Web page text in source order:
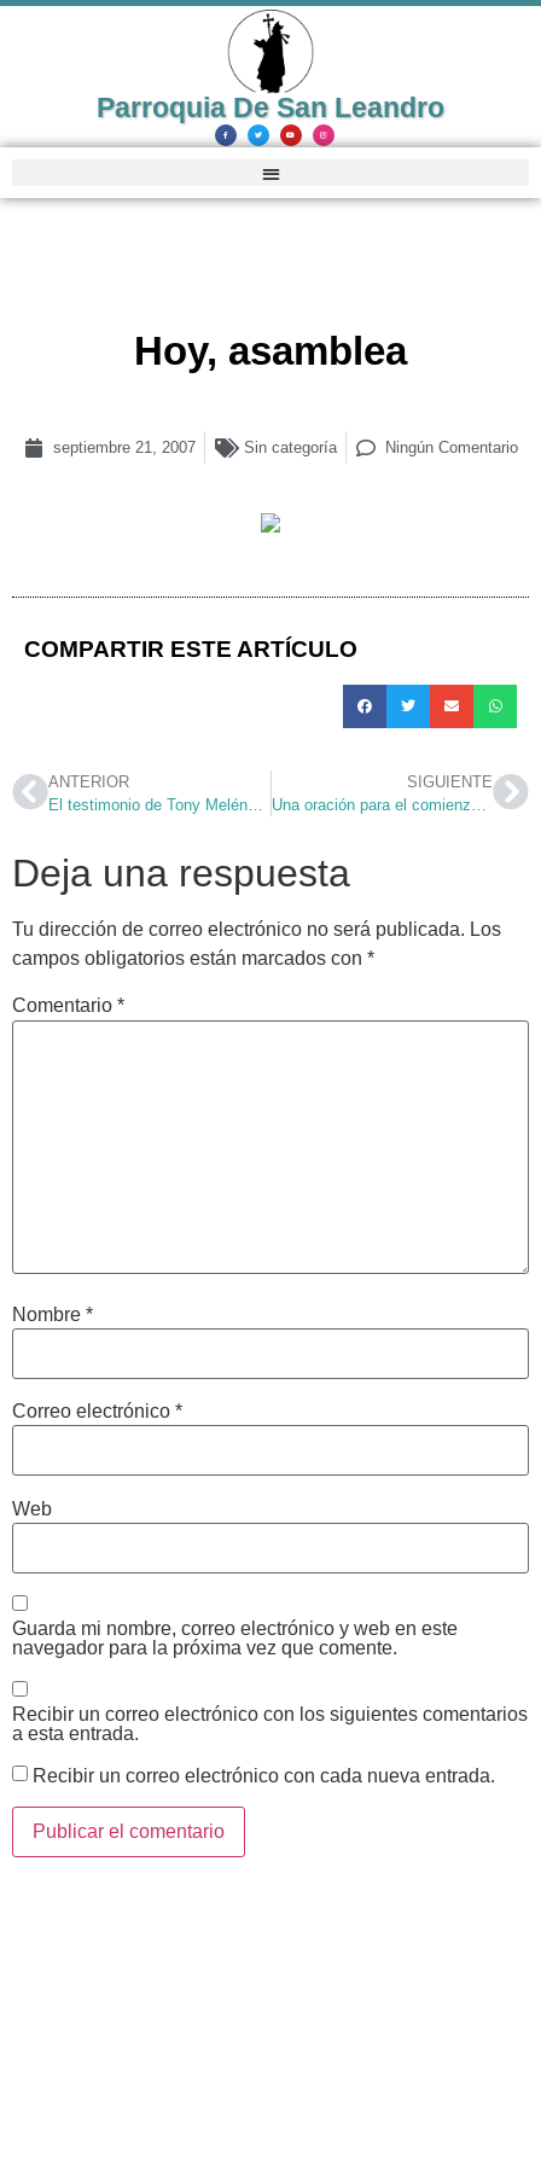
Parroquia De San Leandro
Hoy, asamblea
septiembre 21, 2007 Sin categoría Ningún Comentario
COMPARTIR ESTE ARTÍCULO
ANTERIOR
El testimonio de Tony Meléndez
SIGUIENTE
Una oración para el comienzo del curso
Deja una respuesta
Tu dirección de correo electrónico no será publicada. Los
campos obligatorios están marcados con *
Comentario *
Nombre *
Correo electrónico *
Web
Guarda mi nombre, correo electrónico y web en este
navegador para la próxima vez que comente.
Recibir un correo electrónico con los siguientes comentarios
a esta entrada.
Recibir un correo electrónico con cada nueva entrada.